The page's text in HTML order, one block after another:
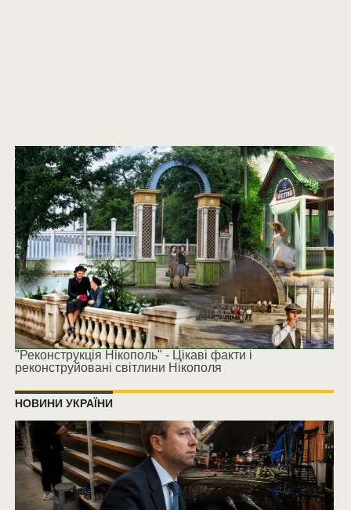
"Реконструкція Нікополь" - Цікаві факти і
реконструйовані світлини Нікополя
НОВИНИ УКРАЇНИ